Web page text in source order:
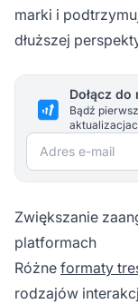
marki i
dłuższej
Dołącz
Bądź
Adres e-mail
Zwiększanie
platformach
Różne formaty
rodzajów